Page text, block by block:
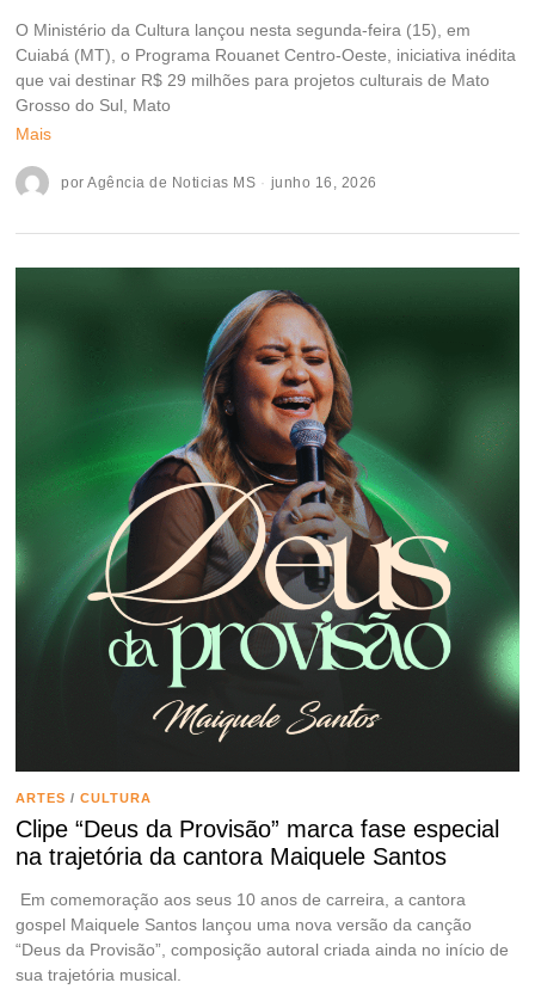
O Ministério da Cultura lançou nesta segunda-feira (15), em
Cuiabá (MT), o Programa Rouanet Centro-Oeste, iniciativa inédita
que vai destinar R$ 29 milhões para projetos culturais de Mato
Grosso do Sul, Mato
Mais
porAgência de Noticias MS junho 16, 2026
ARTES / CULTURA
Clipe “Deus da Provisão” marca fase especial
na trajetória da cantora Maiquele Santos
Em comemoração aos seus 10 anos de carreira, a cantora
gospel Maiquele Santos lançou uma nova versão da canção
“Deus da Provisão”, composição autoral criada ainda no início de
sua trajetória musical.